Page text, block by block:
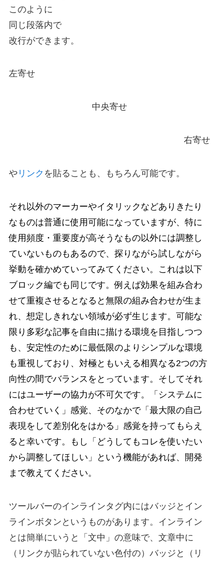
このように
同じ段落内で
改行ができます。
左寄せ
中央寄せ
右寄せ
や リンク を貼ることも、もちろん可能です。
それ以外のマーカーやイタリックなどありきたり
なものは普通に使用可能になっていますが、特に
使用頻度・重要度が高そうなもの以外には調整し
ていないものもあるので、探りながら試しながら
挙動を確かめていってみてください。これは以下
ブロック編でも同じです。例えば効果を組み合わ
せて重複させるとなると無限の組み合わせが生ま
れ、想定しきれない領域が必ず生じます。可能な
限り多彩な記事を自由に描ける環境を目指しつつ
も、安定性のために最低限のよりシンプルな環境
も重視しており、対極ともいえる相異なる2つの方
向性の間でバランスをとっています。そしてそれ
にはユーザーの協力が不可欠です。「システムに
合わせていく」感覚、そのなかで「最大限の自己
表現をして差別化をはかる」感覚を持ってもらえ
ると幸いです。もし「どうしてもコレを使いたい
から調整してほしい」という機能があれば、開発
まで教えてください。
ツールバーのインラインタグ内にはバッジ と イン
ラインボタン というものがあります。インライン
とは簡単にいうと「文中」の意味で、文章中に
（リンクが貼られていない色付の）バッジと（リ